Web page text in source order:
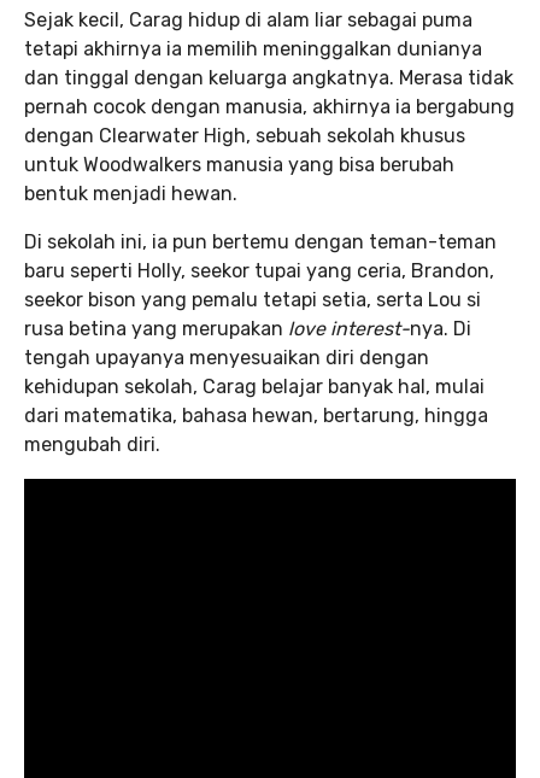
Sejak kecil, Carag hidup di alam liar sebagai puma
tetapi akhirnya ia memilih meninggalkan dunianya
dan tinggal dengan keluarga angkatnya. Merasa tidak
pernah cocok dengan manusia, akhirnya ia bergabung
dengan Clearwater High, sebuah sekolah khusus
untuk Woodwalkers manusia yang bisa berubah
bentuk menjadi hewan.
Di sekolah ini, ia pun bertemu dengan teman-teman
baru seperti Holly, seekor tupai yang ceria, Brandon,
seekor bison yang pemalu tetapi setia, serta Lou si
rusa betina yang merupakan love interest-nya. Di
tengah upayanya menyesuaikan diri dengan
kehidupan sekolah, Carag belajar banyak hal, mulai
dari matematika, bahasa hewan, bertarung, hingga
mengubah diri.